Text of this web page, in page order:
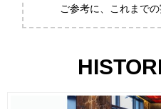
ご参考に、これまで